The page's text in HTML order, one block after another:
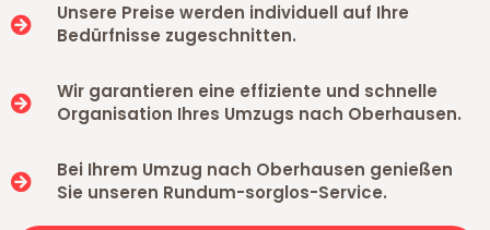
Unsere Preise werden individuell auf Ihre
Bedürfnisse zugeschnitten.
Wir garantieren eine effiziente und schnelle
Organisation Ihres Umzugs nach Oberhausen.
Bei Ihrem Umzug nach Oberhausen genießen
Sie unseren Rundum-sorglos-Service.